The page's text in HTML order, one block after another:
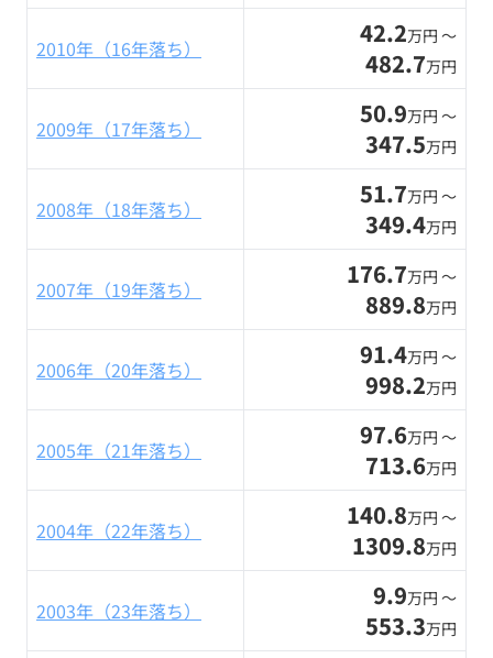
2010年（16年落ち） 42.2万円 〜
482.7万円
2009年（17年落ち） 50.9万円 〜
347.5万円
2008年（18年落ち） 51.7万円 〜
349.4万円
2007年（19年落ち） 176.7万円 〜
889.8万円
2006年（20年落ち） 91.4万円 〜
998.2万円
2005年（21年落ち） 97.6万円 〜
713.6万円
2004年（22年落ち） 140.8万円 〜
1309.8万円
2003年（23年落ち） 9.9万円 〜
553.3万円